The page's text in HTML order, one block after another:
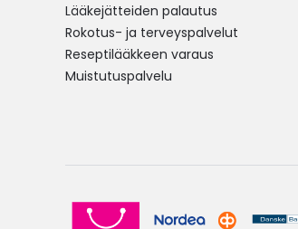
Lääkejätteiden palautus
Rokotus- ja terveyspalvelut
Reseptilääkkeen varaus
Muistutuspalvelu